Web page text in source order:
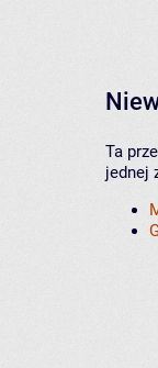
Ta
jednej